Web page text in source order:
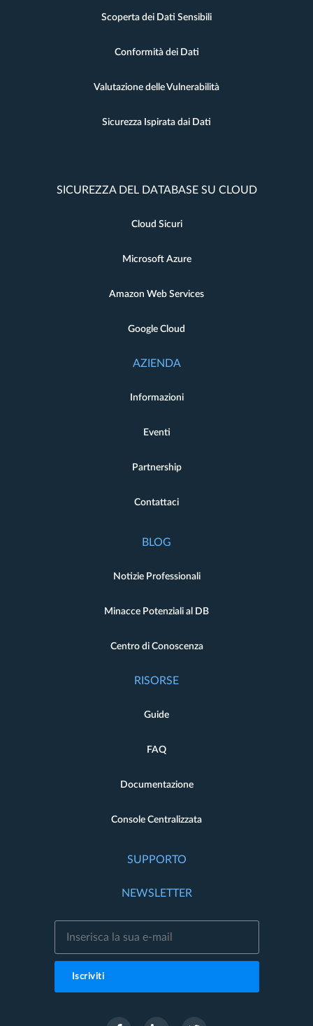
Scoperta dei Dati Sensibili
Conformità dei Dati
Valutazione delle Vulnerabilità
Sicurezza Ispirata dai Dati
SICUREZZA DEL DATABASE SU CLOUD
Cloud Sicuri
Microsoft Azure
Amazon Web Services
Google Cloud
AZIENDA
Informazioni
Eventi
Partnership
Contattaci
BLOG
Notizie Professionali
Minacce Potenziali al DB
Centro di Conoscenza
RISORSE
Guide
FAQ
Documentazione
Console Centralizzata
SUPPORTO
NEWSLETTER
Iscriviti